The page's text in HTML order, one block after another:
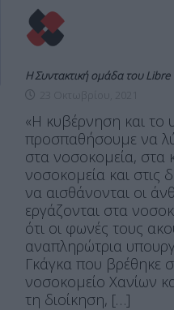
Η Συντακτική ομάδα του Libre
23 Οκτωβρίου, 2021
«Η κυβέρνηση και το
προσπαθήσουμε να
στα νοσοκομεία, στα
νοσοκομεία και στις
να αισθάνονται οι
εργάζονται στα
ότι οι φωνές τους
αναπληρώτρια
Γκάγκα που βρέθηκε
νοσοκομείο Χανίων
τη διοίκηση, […]